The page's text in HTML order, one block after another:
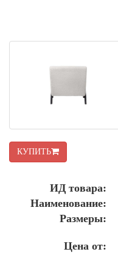
КУПИТЬ
ИД товара:
Наименование:
Размеры:
Цена от: